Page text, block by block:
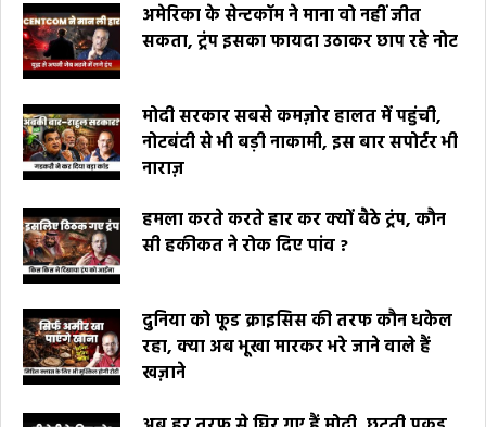
अमेरिका के सेन्टकॉम ने माना वो नहीं जीत
सकता, ट्रंप इसका फायदा उठाकर छाप रहे नोट
मोदी सरकार सबसे कमज़ोर हालत में पहुंची,
नोटबंदी से भी बड़ी नाकामी, इस बार सपोर्टर भी
नाराज़
हमला करते करते हार कर क्यों बैठे ट्रंप, कौन
सी हकीकत ने रोक दिए पांव ?
दुनिया को फूड क्राइसिस की तरफ कौन धकेल
रहा, क्या अब भूखा मारकर भरे जाने वाले हैं
खज़ाने